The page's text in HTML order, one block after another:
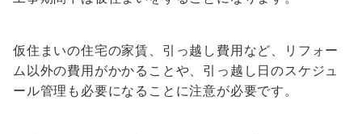
仮住まいの住宅の家賃、引っ越し費用など、リフォー
ム以外の費用がかかることや、引っ越し日のスケジュ
ール管理も必要になることに注意が必要です。